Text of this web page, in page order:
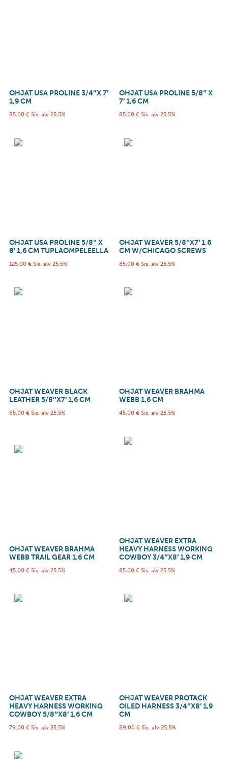
OHJAT USA PROLINE 3/4″X 7′
1,9 CM
85,00 € Sis. alv 25,5%
OHJAT USA PROLINE 5/8″ X
7′ 1,6 CM
85,00 € Sis. alv 25,5%
OHJAT USA PROLINE 5/8″ X
8′ 1,6 CM TUPLAOMPELEELLA
125,00 € Sis. alv 25,5%
OHJAT WEAVER 5/8″X7′ 1,6
CM W/CHICAGO SCREWS
85,00 € Sis. alv 25,5%
OHJAT WEAVER BLACK
LEATHER 5/8″X7′ 1,6 CM
65,00 € Sis. alv 25,5%
OHJAT WEAVER BRAHMA
WEBB 1,6 CM
45,00 € Sis. alv 25,5%
OHJAT WEAVER BRAHMA
WEBB TRAIL GEAR 1,6 CM
45,00 € Sis. alv 25,5%
OHJAT WEAVER EXTRA
HEAVY HARNESS WORKING
COWBOY 3/4″X8′ 1,9 CM
85,00 € Sis. alv 25,5%
OHJAT WEAVER EXTRA
HEAVY HARNESS WORKING
COWBOY 5/8″X8′ 1,6 CM
79,00 € Sis. alv 25,5%
OHJAT WEAVER PROTACK
OILED HARNESS 3/4″X8′ 1,9
CM
89,00 € Sis. alv 25,5%